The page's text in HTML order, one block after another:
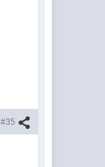
#35